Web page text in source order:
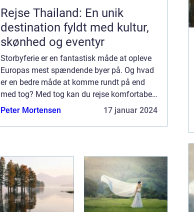
Rejse Thailand: En unik
destination fyldt med kultur,
skønhed og eventyr
Storbyferie er en fantastisk måde at opleve
Europas mest spændende byer på. Og hvad
er en bedre måde at komme rundt på end
med tog? Med tog kan du rejse komfortabelt
og hurtigt til byer som Berlin, Hamburg,
Peter Mortensen 17 januar 2024